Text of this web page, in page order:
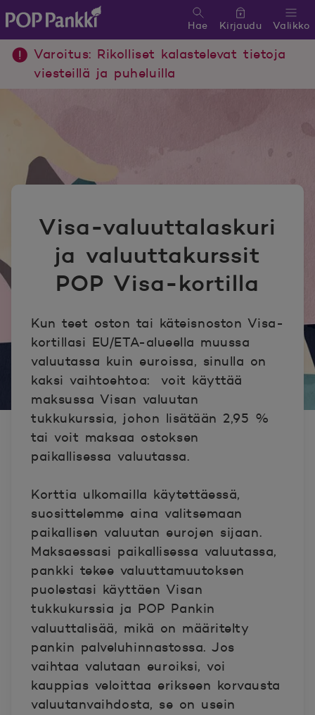
POP Pankki, etusivulle
Valikko
Hae Kirjaudu
Varoitus: Rikolliset kalastelevat tietoja
viesteillä ja puheluilla
Visa-valuuttalaskuri
ja valuuttakurssit
POP Visa-kortilla
Kun teet oston tai käteisnoston Visa-
kortillasi EU/ETA-alueella muussa
valuutassa kuin euroissa, sinulla on
kaksi vaihtoehtoa: voit käyttää
maksussa Visan valuutan
tukkukurssia, johon lisätään 2,95 %
tai voit maksaa ostoksen
paikallisessa valuutassa.
Korttia ulkomailla käytettäessä,
suosittelemme aina valitsemaan
paikallisen valuutan eurojen sijaan.
Maksaessasi paikallisessa valuutassa,
pankki tekee valuuttamuutoksen
puolestasi käyttäen Visan
tukkukurssia ja POP Pankin
valuuttalisää, mikä on määritelty
pankin palveluhinnastossa. Jos
vaihtaa valutaan euroiksi, voi
kauppias veloittaa erikseen korvausta
valuutanvaihdosta, se on usein